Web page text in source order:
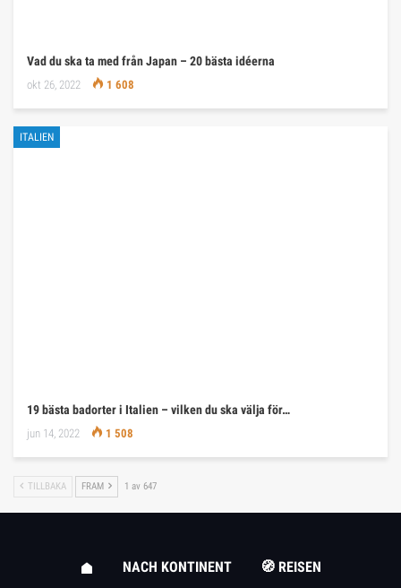
Vad du ska ta med från Japan – 20 bästa idéerna
okt 26, 2022 1 608
ITALIEN
19 bästa badorter i Italien – vilken du ska välja för…
jun 14, 2022 1 508
TILLBAKA FRAM 1 av 647
NACH KONTINENT 🧭 REISEN